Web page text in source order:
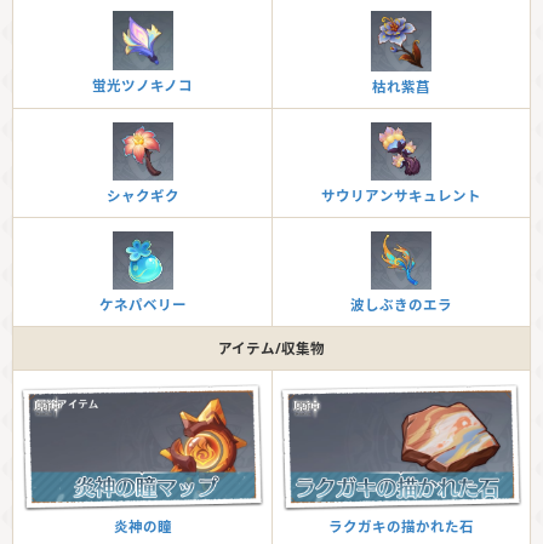
蛍光ツノキノコ 枯れ紫菖
シャクギク サウリアンサキュレント
ケネパベリー 波しぶきのエラ
アイテム/収集物
炎神の瞳 ラクガキの描かれた石